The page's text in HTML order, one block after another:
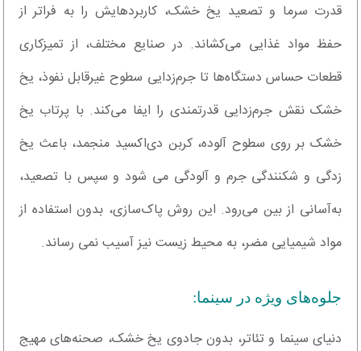
قدرت سرما و تصعید یخ خشک، کاربردهایش را به فراتر از
حفظ مواد غذایی می‌کشاند. در صنایع مختلف، از تمیزکاری
قطعات حساس دستگاه‌ها تا جرم‌زدایی سطوح غیرقابل نفوذ، یخ
خشک نقش جرم‌زدایی قدرتمندی را ایفا می‌کند. با پرتاب یخ
خشک بر روی سطوح آلوده، کربن دی‌اکسید منجمد، باعث یخ
زدگی و شکنندگی جرم و آلودگی می شود و سپس با تصعید،
به‌آسانی از بین می‌رود. این روش پاک‌سازی، بدون استفاده از
مواد شیمیایی مضر، به محیط زیست نیز آسیب نمی رساند.
جلوه‌های ویژه در سینما:
دنیای سینما و تئاتر، بدون جادوی یخ خشک، صحنه‌های مهیج